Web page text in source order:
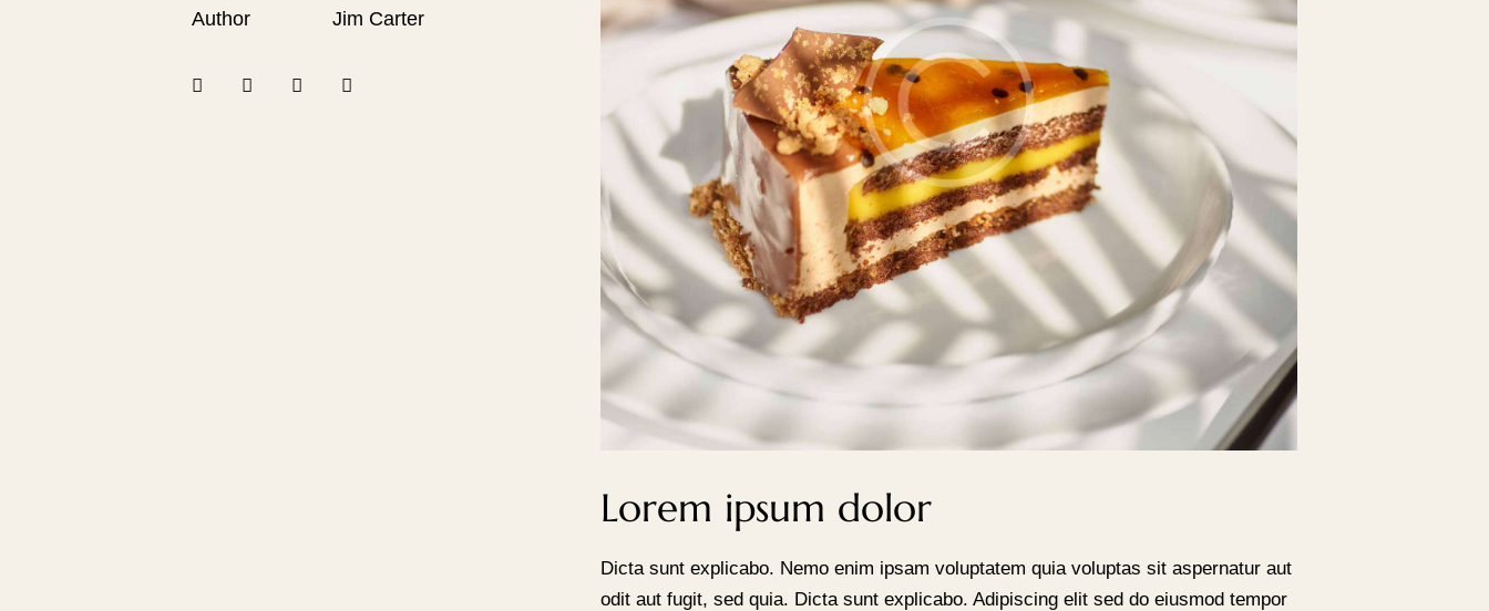
Author
Jim Carter
Lorem ipsum dolor
Dicta sunt explicabo. Nemo enim ipsam voluptatem quia voluptas sit aspernatur aut
odit aut fugit, sed quia. Dicta sunt explicabo. Adipiscing elit sed do eiusmod tempor